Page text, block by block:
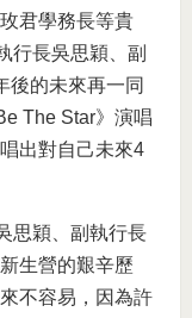
君學務長等貴
行長吳思穎、副
後的未來再一同
The Star》演唱
出對自己未來4
思穎、副執行長
生營的艱辛歷
不容易，因為許